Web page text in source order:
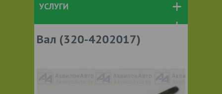
УСЛУГИ
Вал (320-4202017)